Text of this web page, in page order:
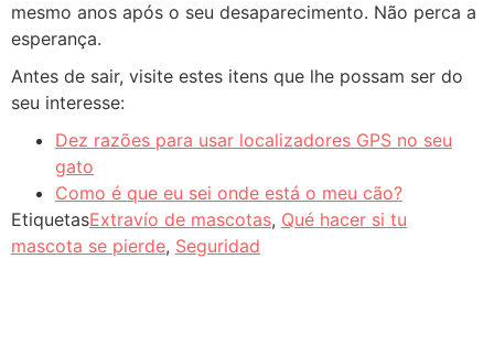
mesmo anos após o seu desaparecimento. Não perca a
esperança.
Antes de sair, visite estes itens que lhe possam ser do
seu interesse:
Dez razões para usar localizadores GPS no seu
gato
Como é que eu sei onde está o meu cão?
EtiquetasExtravío de mascotas, Qué hacer si tu
mascota se pierde, Seguridad